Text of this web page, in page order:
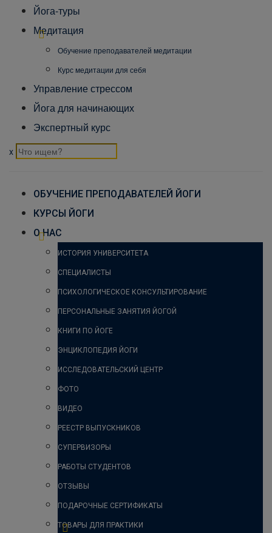
Йога-туры
Медитация
Обучение преподавателей медитации
Курс медитации для себя
Управление стрессом
Йога для начинающих
Экспертный курс
x
ОБУЧЕНИЕ ПРЕПОДАВАТЕЛЕЙ ЙОГИ
КУРСЫ ЙОГИ
О НАС
ИСТОРИЯ УНИВЕРСИТЕТА
СПЕЦИАЛИСТЫ
ПСИХОЛОГИЧЕСКОЕ КОНСУЛЬТИРОВАНИЕ
ПЕРСОНАЛЬНЫЕ ЗАНЯТИЯ ЙОГОЙ
КНИГИ ПО ЙОГЕ
ЭНЦИКЛОПЕДИЯ ЙОГИ
ИССЛЕДОВАТЕЛЬСКИЙ ЦЕНТР
ФОТО
ВИДЕО
РЕЕСТР ВЫПУСКНИКОВ
СУПЕРВИЗОРЫ
РАБОТЫ СТУДЕНТОВ
ОТЗЫВЫ
ПОДАРОЧНЫЕ СЕРТИФИКАТЫ
ТОВАРЫ ДЛЯ ПРАКТИКИ